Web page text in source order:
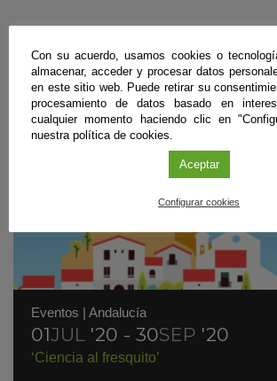
Eventos | Andalucía
01JUL '20 - 30SEP '20
‘Ciencia al fresquito’
Con su acuerdo, usamos cookies o
almacenar, acceder y procesar datos
en este sitio web. Puede retirar su
procesamiento de datos basado en
cualquier momento haciendo clic en
nuestra política de cookies.
Aceptar
Configurar cookies